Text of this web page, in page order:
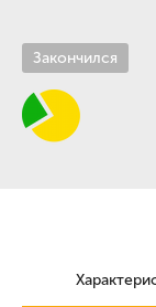
Закончился